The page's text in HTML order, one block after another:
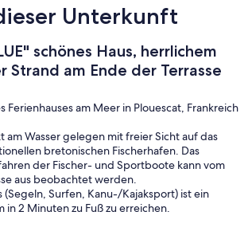
Unterkunft
schönes Haus, herrlichem
Strand am Ende der Terrasse
Ferienhauses am Meer in Plouescat, Frankreich
am Wasser gelegen mit freier Sicht auf das
bretonischen Fischerhafen. Das
der Fischer- und Sportboote kann vom
aus beobachtet werden.
(Segeln, Surfen, Kanu-/Kajaksport) ist ein
in 2 Minuten zu Fuß zu erreichen.